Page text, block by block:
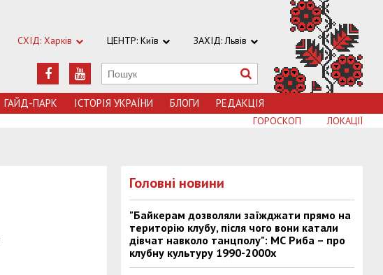
СХІД: Харків ЦЕНТР: Київ ЗАХІД: Львів
ГАЙД-ПАРК ІСТОРІЯ УКРАЇНИ БЛОГИ РЕДАКЦІЯ
ЛОКАЦІЇ
ГОРОСКОП
Головні новини
"Байкерам дозволяли заїжджати прямо на
територію клубу, після чого вони катали
дівчат навколо танцполу": МС Риба – про
клубну культуру 1990-2000х